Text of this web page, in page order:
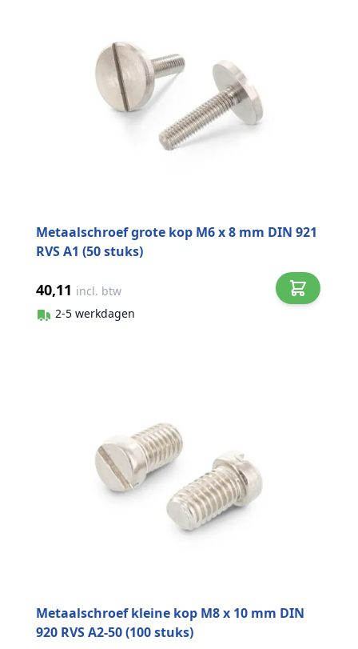
Metaalschroef grote kop M6 x 8 mm DIN 921
RVS A1 (50 stuks)
40,11 incl. btw
2-5 werkdagen
Metaalschroef kleine kop M8 x 10 mm DIN
920 RVS A2-50 (100 stuks)